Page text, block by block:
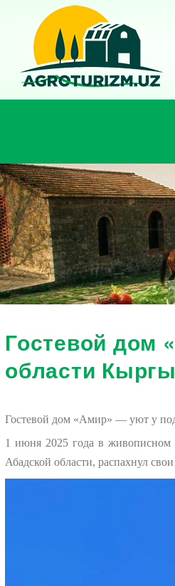
Гостевой дом
области
Гостевой дом «Амир» — уют у
1 июня 2025 года в живописном
Абадской области, распахнул